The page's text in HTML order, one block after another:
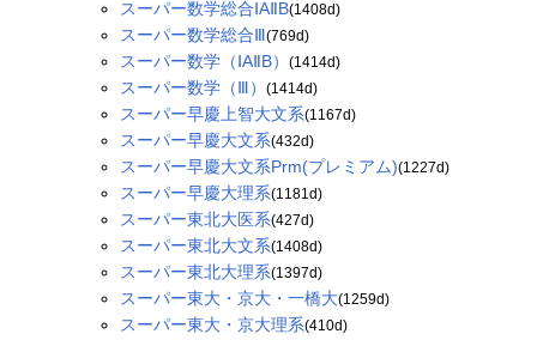
スーパー数学総合ⅠAⅡB(1408d)
スーパー数学総合Ⅲ(769d)
スーパー数学（ⅠAⅡB） (1414d)
スーパー数学（Ⅲ） (1414d)
スーパー早慶上智大文系(1167d)
スーパー早慶大文系(432d)
スーパー早慶大文系Prm(プレミアム)(1227d)
スーパー早慶大理系(1181d)
スーパー東北大医系(427d)
スーパー東北大文系(1408d)
スーパー東北大理系(1397d)
スーパー東大・京大・一橋大(1259d)
スーパー東大・京大理系(410d)